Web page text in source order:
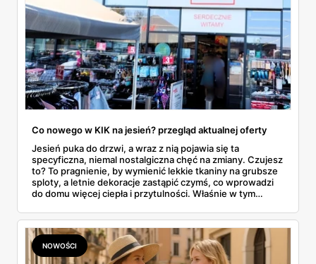
Co nowego w KIK na jesień? przegląd aktualnej oferty
Jesień puka do drzwi, a wraz z nią pojawia się ta
specyficzna, niemal nostalgiczna chęć na zmiany. Czujesz
to? To pragnienie, by wymienić lekkie tkaniny na grubsze
sploty, a letnie dekoracje zastąpić czymś, co wprowadzi
do domu więcej ciepła i przytulności. Właśnie w tym
sezonowymi nowościami, które nie zrujnowaną
domowego budżetu. I tu na scenę wkracza KiK, dyskont
tekstylny, który od lat udowadnia, że przygotowanie
siebie i swojego mieszkania na nową porę roku nie musi
wiązać się z ogromnymi wydatkami. W tym artykule
NOWOŚCI